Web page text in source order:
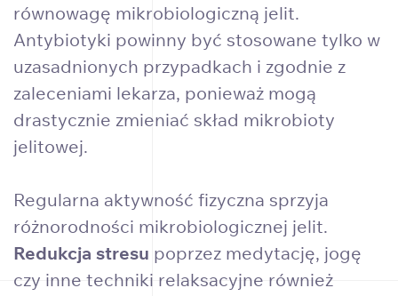
równowagę mikrobiologiczną jelit.
Antybiotyki powinny być stosowane tylko w
uzasadnionych przypadkach i zgodnie z
zaleceniami lekarza, ponieważ mogą
drastycznie zmieniać skład mikrobioty
jelitowej.
Regularna aktywność fizyczna sprzyja
różnorodności mikrobiologicznej jelit.
Redukcja stresu poprzez medytację, jogę
czy inne techniki relaksacyjne również